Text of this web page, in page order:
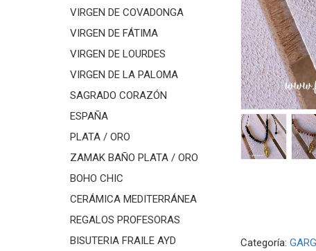
VIRGEN DE COVADONGA
VIRGEN DE FÁTIMA
VIRGEN DE LOURDES
VIRGEN DE LA PALOMA
SAGRADO CORAZÓN
ESPAÑA
PLATA / ORO
ZAMAK BAÑO PLATA / ORO
BOHO CHIC
CERÁMICA MEDITERRÁNEA
REGALOS PROFESORAS
BISUTERIA FRAILE AYD
Categoría: